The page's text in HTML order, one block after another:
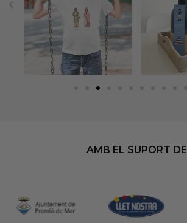
AMB EL SUPORT DE